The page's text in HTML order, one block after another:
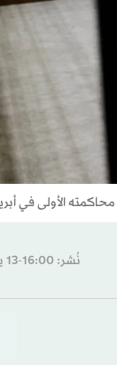
الأولى في
نُشر: 16:00-13 يونيو 2026 م ـ 28 ذو الحِجّة 1447 هـ